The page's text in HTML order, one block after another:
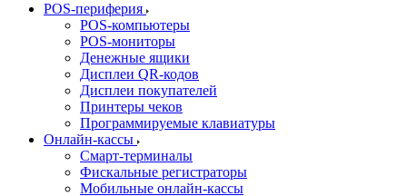
POS-периферия
POS-компьютеры
POS-мониторы
Денежные ящики
Дисплеи QR-кодов
Дисплеи покупателей
Принтеры чеков
Программируемые клавиатуры
Онлайн-кассы
Смарт-терминалы
Фискальные регистраторы
Мобильные онлайн-кассы